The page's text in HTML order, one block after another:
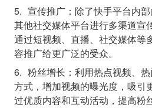
宣传推广： 除了快手平台内
其他社交媒体平台进行多渠道宣
通过短视频、直播、社交媒体等
容推广给更广泛的受众。
粉丝增长： 利用热点视频、
方式，增加视频的曝光度，吸引
过优质内容和互动活动，提高粉